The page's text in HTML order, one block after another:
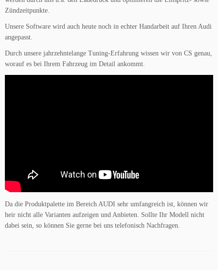
Zündzeitpunkte.
Unsere Software wird auch heute noch in echter Handarbeit auf Ihren Audi
angepasst.
Durch unsere jahrzehntelange Tuning-Erfahrung wissen wir von CS genau,
worauf es bei Ihrem Fahrzeug im Detail ankommt.
Da die Produktpalette im Bereich AUDI sehr umfangreich ist, können wir
heir nicht alle Varianten aufzeigen und Anbieten. Sollte Ihr Modell nicht
dabei sein, so können Sie gerne bei uns telefonisch Nachfragen.